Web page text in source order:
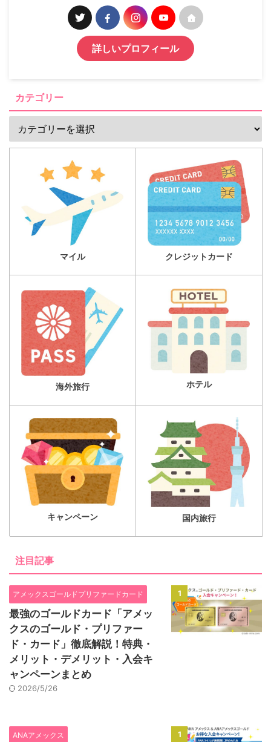
詳しいプロフィール
カテゴリー
マイル クレジットカード
海外旅行 ホテル
キャンペーン 国内旅行
注目記事
1
アメックスゴールドプリファードカード
最強のゴールドカード「アメッ
クスのゴールド・プリファー
ド・カード」徹底解説！特典・
メリット・デメリット・入会キ
ャンペーンまとめ
2026/5/26
1
ANAアメックス